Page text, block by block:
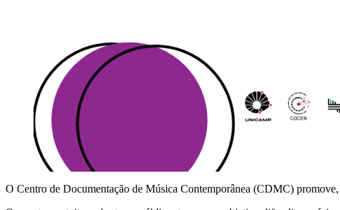
O Centro de Documentação de Música Contemporânea (CDMC)